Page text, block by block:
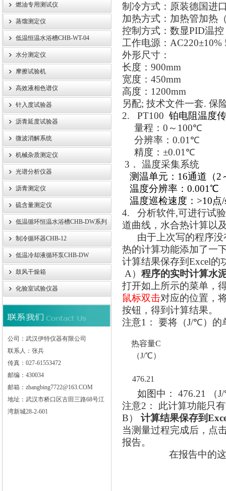
制冷方式：原装德国进
加热方式：加热管加热
控制方式：数显PID温控
工作电源： AC220±10%
外形尺寸：
长度： 900mm
宽度： 450mm
高度： 1200mm
另配; 技术文件一套. 保
2. PT100 铂电阻温度
量程： 0 ～ 100℃
分辨率： 0.01 ℃
精度： ±0.01 ℃
3 ．
温度采集系统
测温单元：16通道（2
温度分辨率：0.001℃
温度巡检速度：>10点/
4. 分析软件,可进行试
道曲线，水合热计算以
由于上次写的程序
热的计算功能添加了一
计算结果保存到 Excel的
A） 程序的实时计算水
打开如上所示的菜单，
鼠标双击对应的位置，
按钮，得到计算结果。
注意1 ： 要将 （J/℃）
热容量C
（J/℃）
476.21
如图中： 476.21
（
注意2 ：
此计算功能只
B） 计算结果保存到
当测量过程完成后，点
报告。
在报告中的
燃油专用测试仪
蒸馏测定仪
低温恒温水浴槽CHB-WT-04
水分测定仪
摩擦试验机
高效液相色谱仪
针入度试验器
沥青延度试验器
微波消解系统
机械杂质测定仪
光谱分析仪器
沥青测定仪
硫含量测定仪
低温循环恒温水浴槽CHB-DW系列
制冷循环器CHB-12
低温冷却液循环泵CHB-DW
鼓风干燥箱
化验室试验仪器
公司：武汉伊特仪器有限公司
联系人：张兵
传真：027-61553472
邮编：430034
邮箱：zhangbing7722@163.COM
地址：武汉市桥口区古田三路68号江
湾新城28-2-601